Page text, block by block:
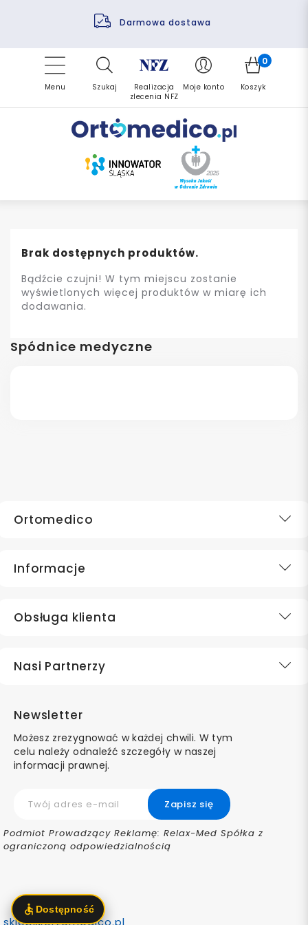
Darmowa dostawa
Pomoc fizjoterapeuty
Finansowanie PFRON
Refundacja NFZ
Zrealizuj zlecenie ponownie
Menu Szukaj
Realizacja
zlecenia NFZ
Moje konto
0
Koszyk
Spódnice medyczne
Brak dostępnych produktów.
Bądźcie czujni! W tym miejscu zostanie
wyświetlonych więcej produktów w miarę ich
dodawania.
Ortomedico
Informacje
Obsługa klienta
Nasi Partnerzy
Newsletter
Możesz zrezygnować w każdej chwili. W tym
celu należy odnaleźć szczegóły w naszej
informacji prawnej.
Podmiot Prowadzący Reklamę: Relax-Med Spółka z
ograniczoną odpowiedzialnością
sklep@ortomedico.pl